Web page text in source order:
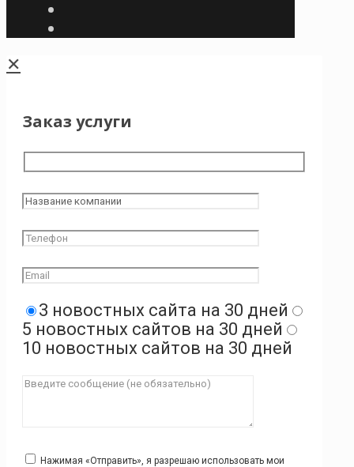
✕
Заказ услуги
3 новостных сайта на 30 дней
5 новостных сайтов на 30 дней
10 новостных сайтов на 30 дней
Нажимая «Отправить», я разрешаю использовать мои